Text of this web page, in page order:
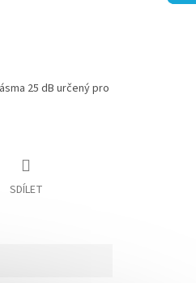
25 dB určený pro
SDÍLET